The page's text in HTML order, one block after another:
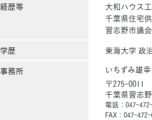
経歴等
大和ハウス工
千葉県住宅
習志野市議
学歴
東海大学 政
事務所
いちずみ雄
〒275-0011
千葉県習志
電話：047-
FAX：047-